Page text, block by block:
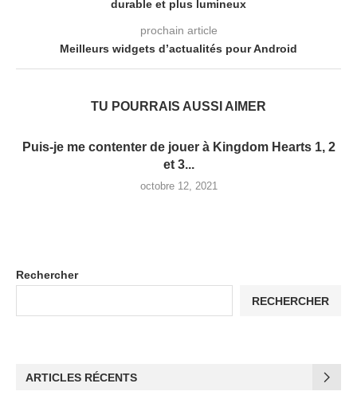
durable et plus lumineux
prochain article
Meilleurs widgets d’actualités pour Android
TU POURRAIS AUSSI AIMER
Puis-je me contenter de jouer à Kingdom Hearts 1, 2
et 3...
octobre 12, 2021
Rechercher
RECHERCHER
ARTICLES RÉCENTS